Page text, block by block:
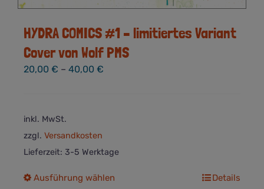
HYDRA COMICS #1 – limitiertes Variant
Cover von Wolf PMS
20,00 € – 40,00 €
inkl. MwSt.
zzgl. Versandkosten
Lieferzeit: 3-5 Werktage
Ausführung wählen Details